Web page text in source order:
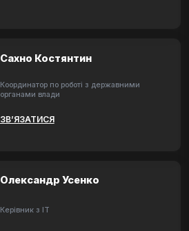
Сахно Костянтин
Координатор по роботі з державними
органами влади
ЗВ’ЯЗАТИСЯ
Олександр Усенко
Керівник з ІТ